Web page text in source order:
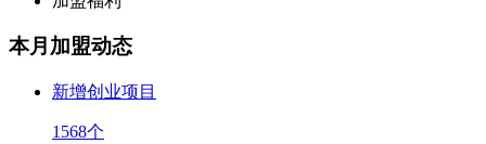
本月加盟动态
新增创业项目
1568个